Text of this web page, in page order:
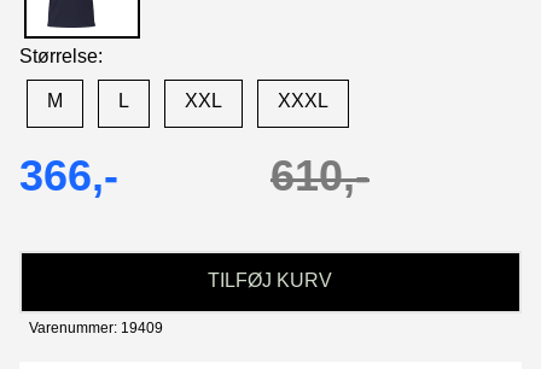
Størrelse:
M L XXL XXXL
366,- 610,-
TILFØJ KURV
Varenummer: 19409